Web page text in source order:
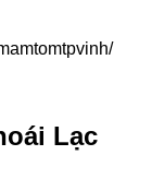
Lạc